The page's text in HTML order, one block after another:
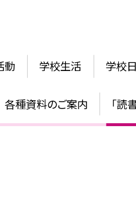
動 学校生活 学校
各種資料のご案内 「読
各教科等